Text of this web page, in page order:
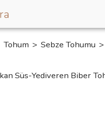
Tohum Sebze Tohumu